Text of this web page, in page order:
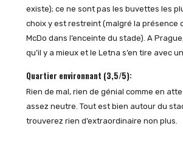
existe); ce ne sont pas les buvettes les
choix y est restreint (malgré la présence
McDo dans l’enceinte du stade). A
qu’il y a mieux et le Letna s’en tire avec
Quartier environnant (3,5/5):
Rien de mal, rien de génial comme en
assez neutre. Tout est bien autour du
trouverez rien d’extraordinaire non plus.